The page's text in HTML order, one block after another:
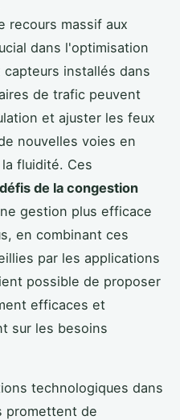
recours massif aux
dans l'optimisation
capteurs installés dans
de trafic peuvent
et ajuster les feux
nouvelles voies en
fluidité. Ces
défis de la congestion
gestion plus efficace
en combinant ces
par les applications
possible de proposer
efficaces et
sur les besoins
technologiques dans
promettent de